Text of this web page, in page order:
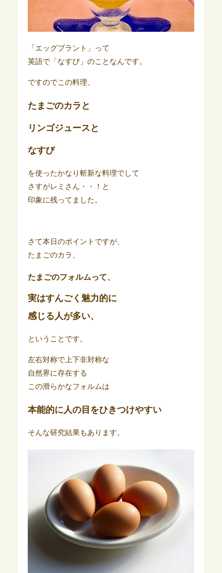
「エッグプラント」って
英語で「なすび」のことなんです。
ですのでこの料理、
たまごのカラと
リンゴジュースと
なすび
を使ったかなり斬新な料理でして
さすがレミさん・・！と
印象に残ってました。
さて本日のポイントですが、
たまごのカラ、
たまごのフォルムって、
実はすんごく魅力的に
感じる人が多い、
ということです。
左右対称で上下非対称な
自然界に存在する
この滑らかなフォルムは
本能的に人の目をひきつけやすい
そんな研究結果もあります。